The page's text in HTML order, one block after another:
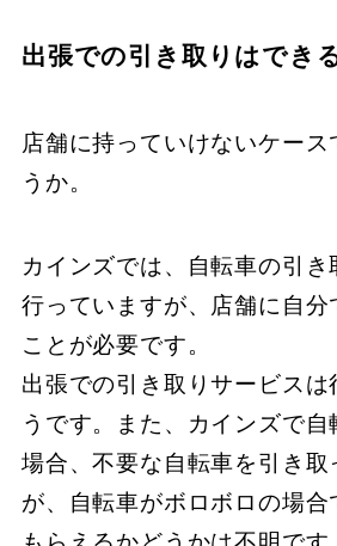
出張での引き取りはでき
店舗に持っていけないケース
うか。
カインズでは、​自転車の引き
行っていますが、​店舗に自分
ことが必要です。
出張での引き取りサービスは
うです。​また、​カインズで自
場合、​不要な自転車を引き取
が、​自転車がボロボロの場合